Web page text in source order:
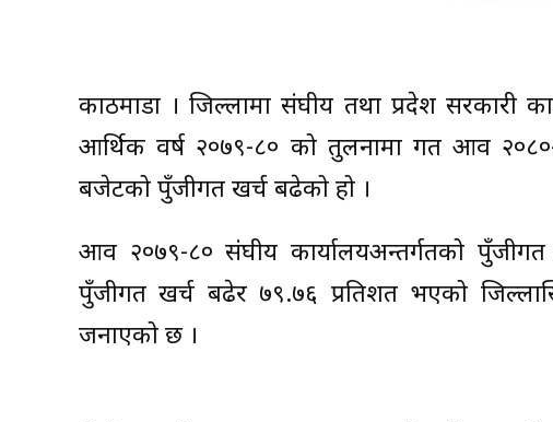
काठमाडौं । जिल्लामा संघीय तथा प्रदेश सरकारी
आर्थिक वर्ष २०७९-८० को तुलनामा गत आव
बजेटको पुँजीगत खर्च बढेको हो ।
आव २०७९-८० संघीय कार्यालयअन्तर्गतको
पुँजीगत खर्च बढेर ७९.७६ प्रतिशत भएको
जनाएको छ ।